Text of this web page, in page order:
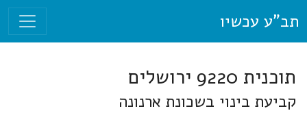
תב"ע עכשיו
תוכנית 9220 ירושלים
קביעת בינוי בשכונת ארנונה